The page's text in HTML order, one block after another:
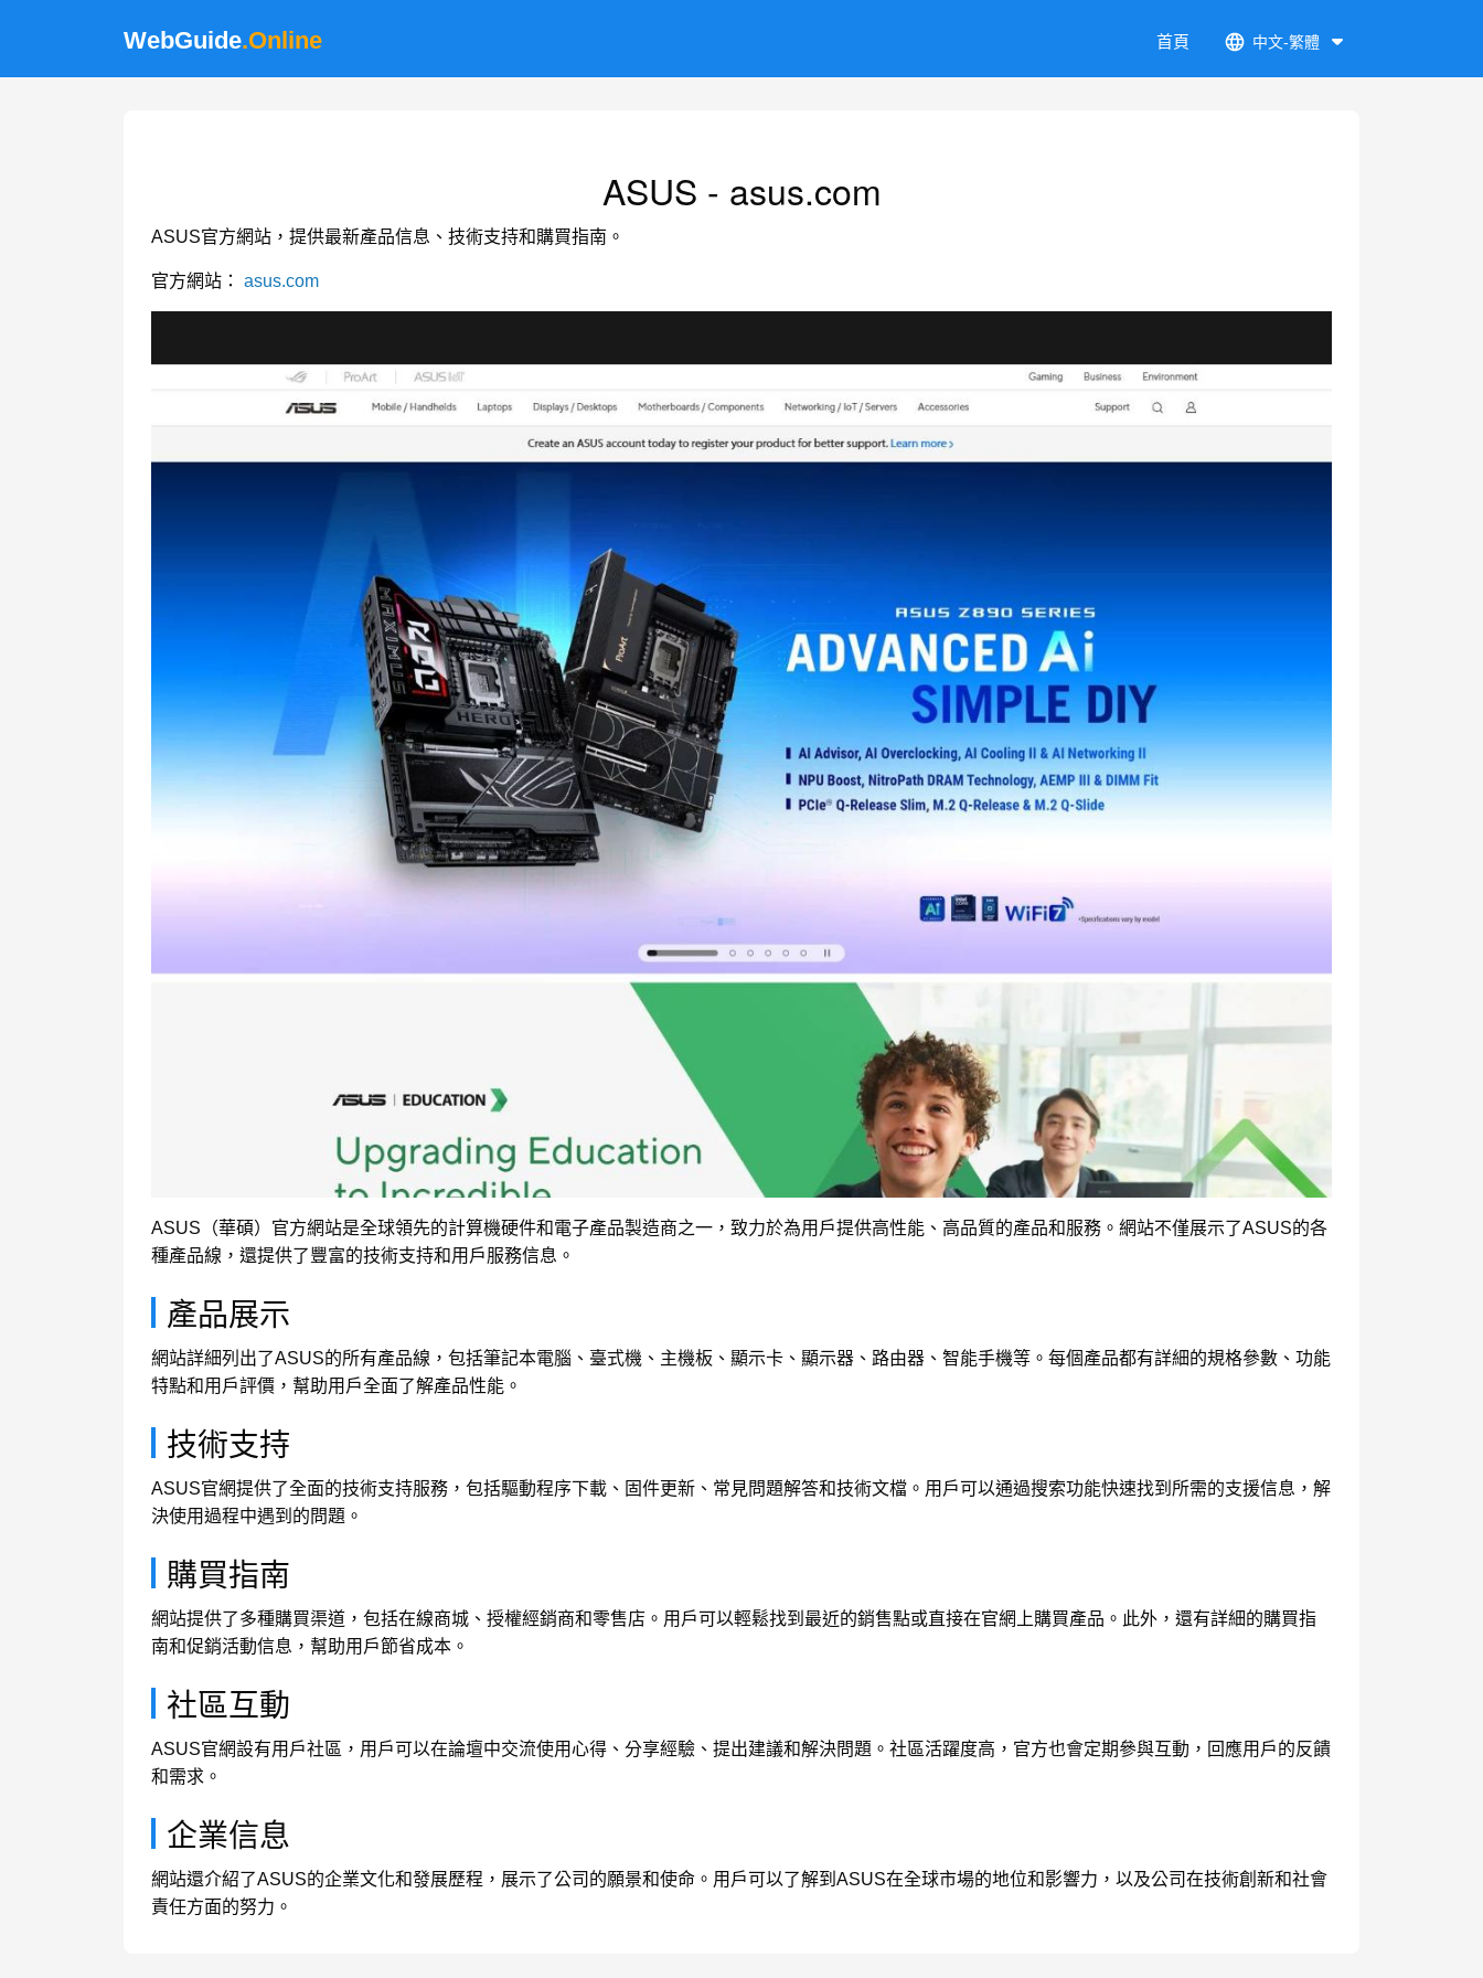
WebGuide.Online 首頁 中文-繁體
ASUS - asus.com
ASUS官方網站，提供最新產品信息、技術支持和購買指南。
官方網站： asus.com
ASUS（華碩）官方網站是全球領先的計算機硬件和電子產品製造商之一，致力於為用戶提供高性能、高品質的產品和服務。網站不僅展示了ASUS的各
種產品線，還提供了豐富的技術支持和用戶服務信息。
產品展示
網站詳細列出了ASUS的所有產品線，包括筆記本電腦、臺式機、主機板、顯示卡、顯示器、路由器、智能手機等。每個產品都有詳細的規格參數、功能
特點和用戶評價，幫助用戶全面了解產品性能。
技術支持
ASUS官網提供了全面的技術支持服務，包括驅動程序下載、固件更新、常見問題解答和技術文檔。用戶可以通過搜索功能快速找到所需的支援信息，解
決使用過程中遇到的問題。
購買指南
網站提供了多種購買渠道，包括在線商城、授權經銷商和零售店。用戶可以輕鬆找到最近的銷售點或直接在官網上購買產品。此外，還有詳細的購買指
南和促銷活動信息，幫助用戶節省成本。
社區互動
ASUS官網設有用戶社區，用戶可以在論壇中交流使用心得、分享經驗、提出建議和解決問題。社區活躍度高，官方也會定期參與互動，回應用戶的反饋
和需求。
企業信息
網站還介紹了ASUS的企業文化和發展歷程，展示了公司的願景和使命。用戶可以了解到ASUS在全球市場的地位和影響力，以及公司在技術創新和社會
責任方面的努力。